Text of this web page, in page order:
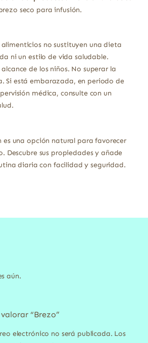
seco para infusión.
no sustituyen una dieta
ni un estilo de vida saludable.
de los niños. No superar la
Si está embarazada, en periodo de
médica, consulte con un
es una opción natural para favorecer
Descubre sus propiedades y añade
diaria con facilidad y seguridad.
aún.
“Brezo”
electrónico no será publicada. Los